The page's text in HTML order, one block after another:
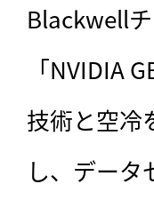
Blackwell
「NVIDIA
技術と空冷
し、デー